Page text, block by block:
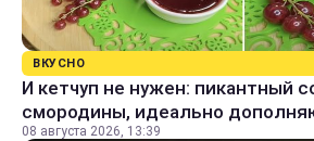
ВКУСНО
И кетчуп не нужен: пикантный
смородины, идеально
08 августа 2026, 13:39